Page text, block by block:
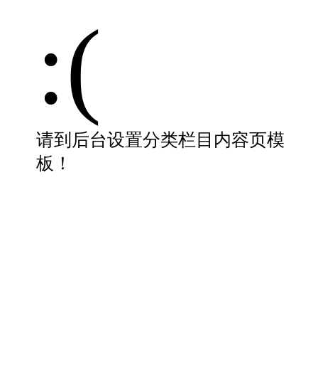
:(
请到后台设置分类栏目内容页模
板！